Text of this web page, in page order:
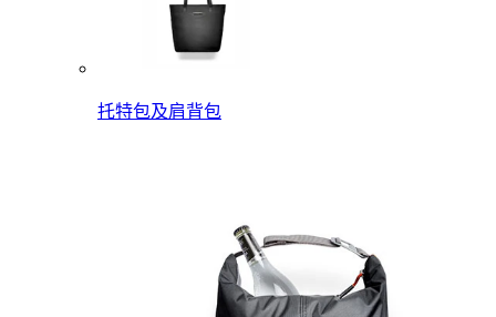
托特包及肩背包